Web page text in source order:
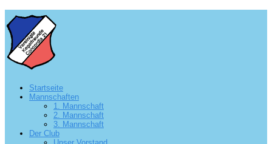
Startseite
Mannschaften
1. Mannschaft
2. Mannschaft
3. Mannschaft
Der Club